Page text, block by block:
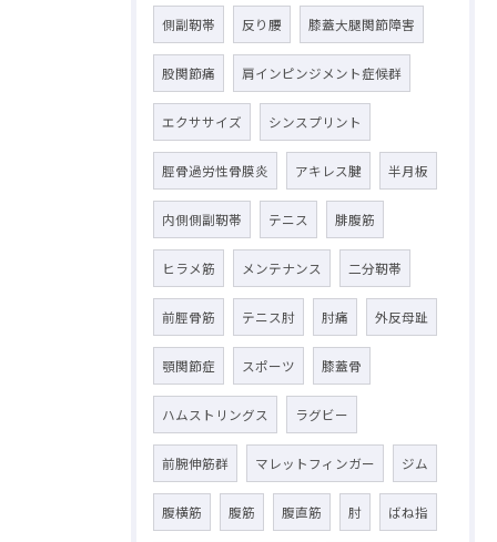
側副靭帯 反り腰 膝蓋大腿関節障害
股関節痛 肩インピンジメント症候群
エクササイズ シンスプリント
脛骨過労性骨膜炎 アキレス腱 半月板
内側側副靭帯 テニス 腓腹筋
ヒラメ筋 メンテナンス 二分靭帯
前脛骨筋 テニス肘 肘痛 外反母趾
顎関節症 スポーツ 膝蓋骨
ハムストリングス ラグビー
前腕伸筋群 マレットフィンガー ジム
腹横筋 腹筋 腹直筋 肘 ばね指